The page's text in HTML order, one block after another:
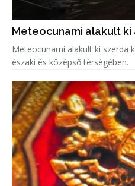
Meteocunami alakult ki
Meteocunami alakult ki szerda
északi és középső térségében.